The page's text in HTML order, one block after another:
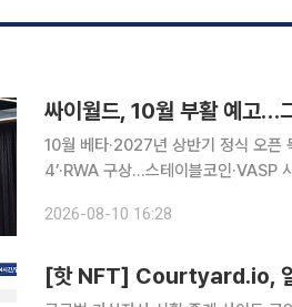
싸이월드, 10월 부활 예고…
10월 베타·2027년 상반기 정식 오픈
4’·RWA 구상…스테이블코인·VASP
선보이고 2027년 상반기 정식 서비
2026-08-10 16:28
[핫 NFT] Courtyard.io, 일